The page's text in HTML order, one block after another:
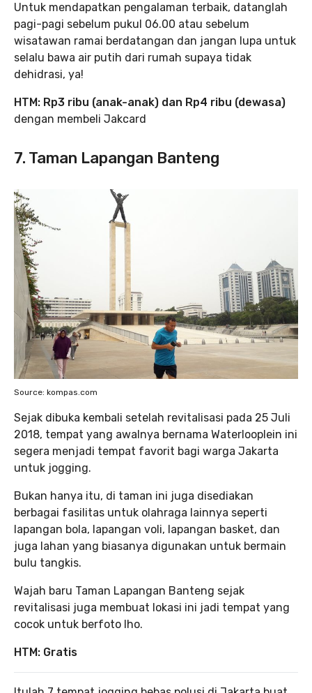
Untuk mendapatkan pengalaman terbaik, datanglah
pagi-pagi sebelum pukul 06.00 atau sebelum
wisatawan ramai berdatangan dan jangan lupa untuk
selalu bawa air putih dari rumah supaya tidak
dehidrasi, ya!
HTM: Rp3 ribu (anak-anak) dan Rp4 ribu (dewasa)
dengan membeli Jakcard
7. Taman Lapangan Banteng
Source: kompas.com
Sejak dibuka kembali setelah revitalisasi pada 25 Juli
2018, tempat yang awalnya bernama Waterlooplein ini
segera menjadi tempat favorit bagi warga Jakarta
untuk jogging.
Bukan hanya itu, di taman ini juga disediakan
berbagai fasilitas untuk olahraga lainnya seperti
lapangan bola, lapangan voli, lapangan basket, dan
juga lahan yang biasanya digunakan untuk bermain
bulu tangkis.
Wajah baru Taman Lapangan Banteng sejak
revitalisasi juga membuat lokasi ini jadi tempat yang
cocok untuk berfoto lho.
HTM: Gratis